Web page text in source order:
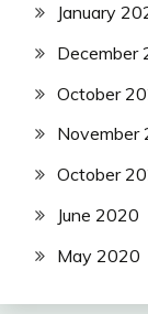
January
December
October
November
October
June 2020
May 2020